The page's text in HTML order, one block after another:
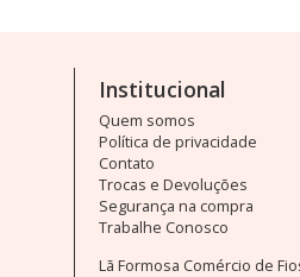
Institucional
Quem somos
Política de privacidade
Contato
Trocas e Devoluções
Segurança na compra
Trabalhe Conosco
Lã Formosa Comércio de